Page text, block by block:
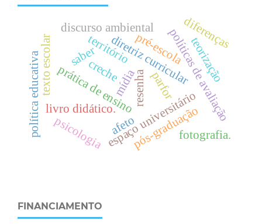
resenha
territóriodiretriz curricular
prática de ensino
texto escolar políticas de avaliação
espaço universitário
pós-graduação
saber
política educativa
discurso ambiental
mídia
livro didático.
parfor
pré-escola
creche
psicologia fotografia.
teorização
diferenças
afeto
FINANCIAMENTO